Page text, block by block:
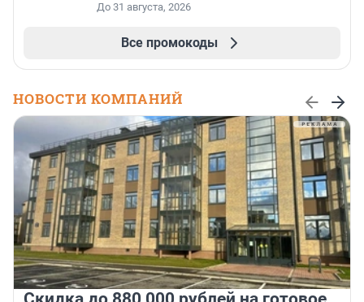
До 31 августа, 2026
Все промокоды
НОВОСТИ КОМПАНИЙ